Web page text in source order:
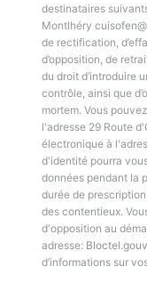
destinataires
Montlhéry
de rectification,
d’opposition, de
du droit d’introduire
contrôle, ainsi que
mortem. Vous
l'adresse 29 Route
électronique à
d'identité pourra
données pendant la
durée de
des contentieux.
d'opposition au
adresse:
d’informations sur